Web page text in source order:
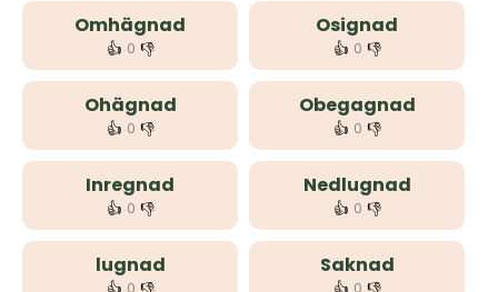
Omhägnad
👍 0 👎
Osignad
👍 0 👎
Ohägnad
👍 0 👎
Obegagnad
👍 0 👎
Inregnad
👍 0 👎
Nedlugnad
👍 0 👎
lugnad
0
Saknad
0